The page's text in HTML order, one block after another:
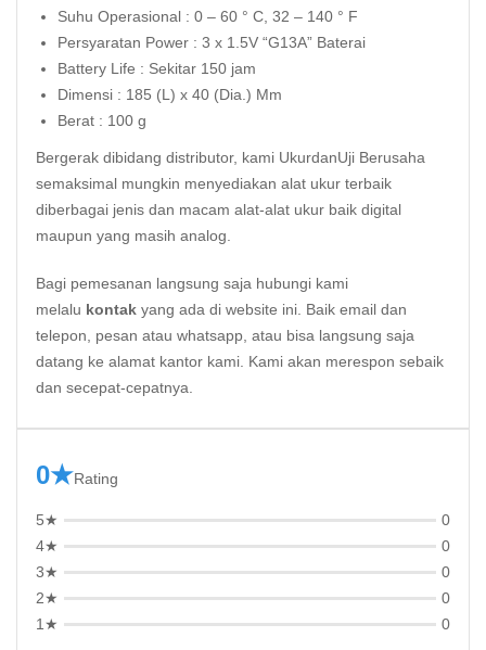
Suhu Operasional : 0 – 60 ° C, 32 – 140 ° F
Persyaratan Power : 3 x 1.5V “G13A” Baterai
Battery Life : Sekitar 150 jam
Dimensi : 185 (L) x 40 (Dia.) Mm
Berat : 100 g
Bergerak dibidang distributor, kami UkurdanUji Berusaha
semaksimal mungkin menyediakan alat ukur terbaik
diberbagai jenis dan macam alat-alat ukur baik digital
maupun yang masih analog.
Bagi pemesanan langsung saja hubungi kami
melalu kontak yang ada di website ini. Baik email dan
telepon, pesan atau whatsapp, atau bisa langsung saja
datang ke alamat kantor kami. Kami akan merespon sebaik
dan secepat-cepatnya.
0★Rating
5★
0
4★
0
3★
0
2★
0
1★
0